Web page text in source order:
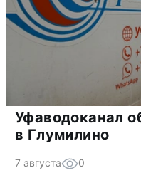
Уфаводоканал
в Глумилино
7 августа 0